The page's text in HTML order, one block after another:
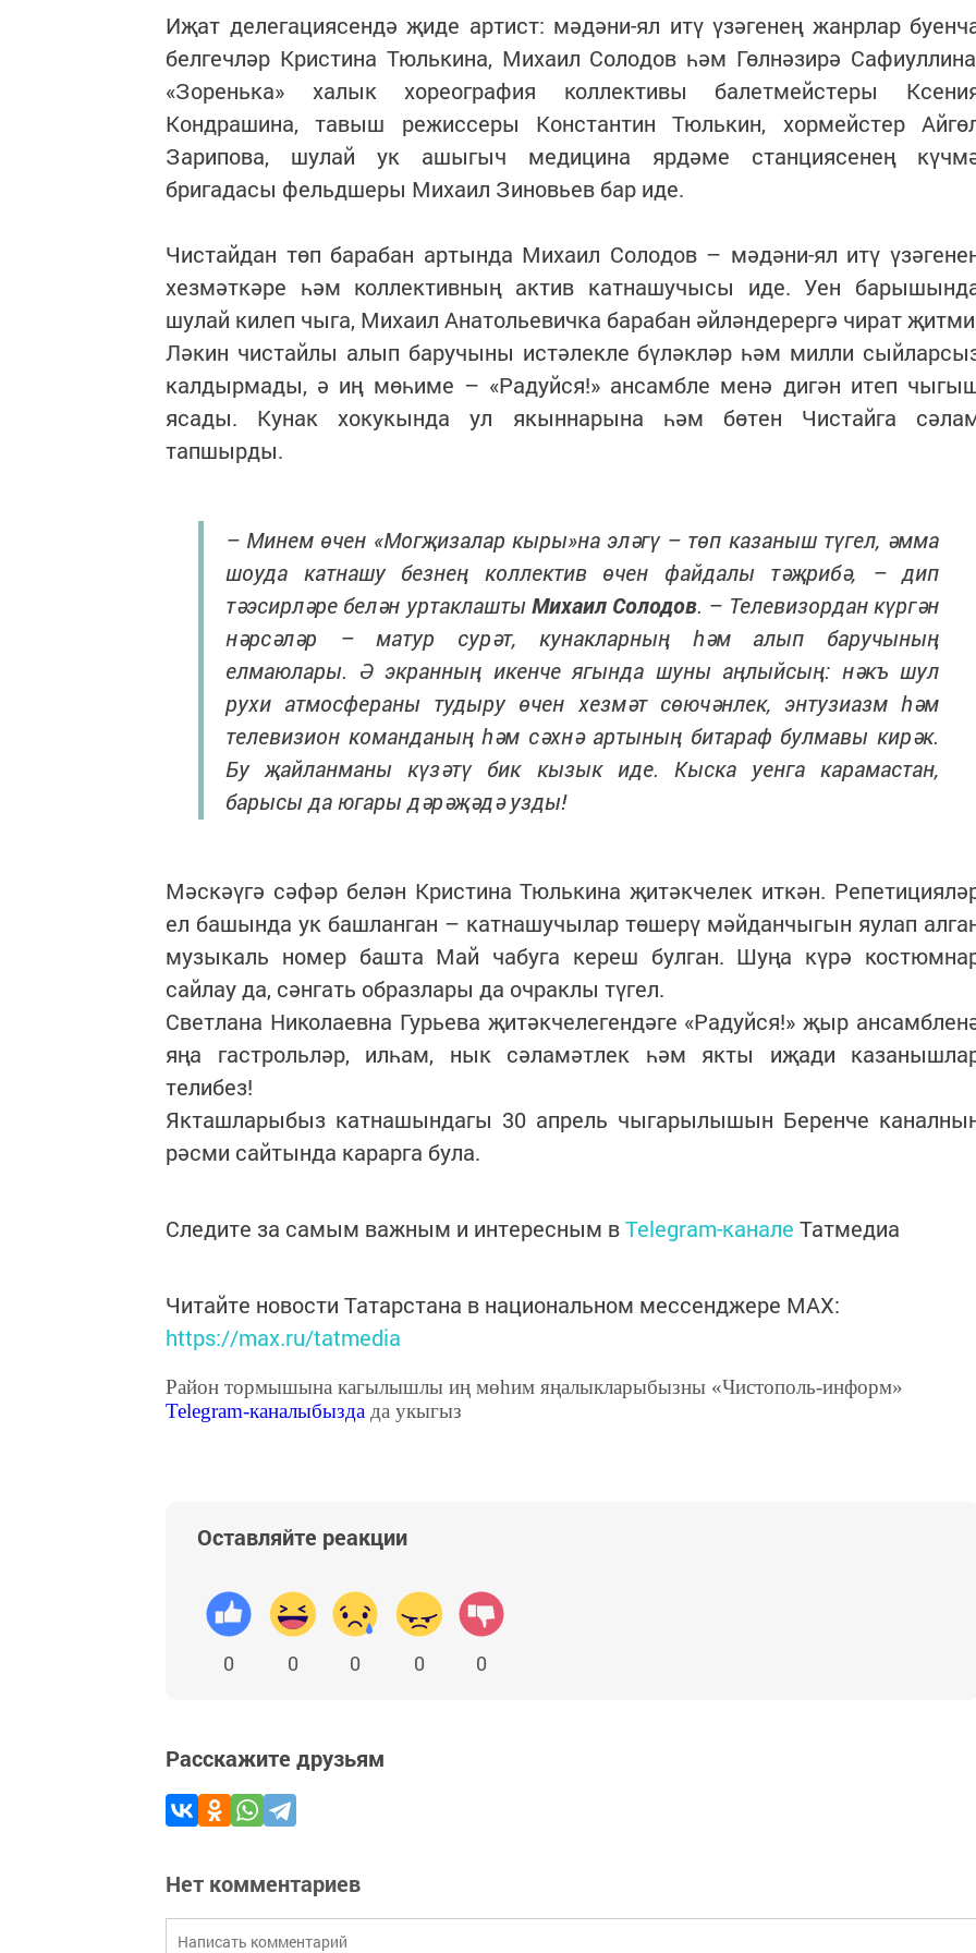
Иҗат делегациясендә җиде артист: мәдәни-ял итү үзәгенең жанрлар
белгечләр Кристина Тюлькина, Михаил Солодов һәм Гөлнәзирә
«Зоренька» халык хореография коллективы балетмейстеры
Кондрашина, тавыш режиссеры Константин Тюлькин, хормейстер
Зарипова, шулай ук ашыгыч медицина ярдәме станциясенең
бригадасы фельдшеры Михаил Зиновьев бар иде.
Чистайдан төп барабан артында Михаил Солодов – мәдәни-ял итү
хезмәткәре һәм коллективның актив катнашучысы иде. Уен
шулай килеп чыга, Михаил Анатольевичка барабан әйләндерергә чират
Ләкин чистайлы алып баручыны истәлекле бүләкләр һәм милли
калдырмады, ә иң мөһиме – «Радуйся!» ансамбле менә дигән итеп
ясады. Кунак хокукында ул якыннарына һәм бөтен Чистайга
тапшырды.
– Минем өчен «Могҗизалар кыры»на эләгү – төп казаныш түгел, әмма
шоуда катнашу безнең коллектив өчен файдалы тәҗрибә, – дип
тәэсирләре белән уртаклаштыМихаил Солодов. – Телевизордан күргән
нәрсәләр – матур сурәт, кунакларның һәм алып баручының
елмаюлары. Ә экранның икенче ягында шуны аңлыйсың: нәкъ шул
рухи атмосфераны тудыру өчен хезмәт сөючәнлек, энтузиазм һәм
телевизион команданың һәм сәхнә артының битараф булмавы кирәк.
Бу җайланманы күзәтү бик кызык иде. Кыска уенга карамастан,
барысы да югары дәрәҗәдә узды!
Мәскәүгә сәфәр белән Кристина Тюлькина җитәкчелек иткән.
ел башында ук башланган – катнашучылар төшерү мәйданчыгын яулап
музыкаль номер башта Май чабуга кереш булган. Шуңа күрә
сайлау да, сәнгать образлары да очраклы түгел.
Светлана Николаевна Гурьева җитәкчелегендәге «Радуйся!» җыр
яңа гастрольләр, илһам, нык сәламәтлек һәм якты иҗади
телибез!
Якташларыбыз катнашындагы 30 апрель чыгарылышын Беренче
рәсми сайтында карарга була.
Следите за самым важным и интересным вTelegram-канале Татмедиа
Читайте новости Татарстана в национальном мессенджере MАХ:
https://max.ru/tatmedia
Район тормышына кагылышлы иң мөһим яңалыкларыбызны «Чистополь-информ»
Telegram-каналыбызда да укыгыз
Оставляйте реакции
0 0 0 0 0
Расскажите друзьям
Нет комментариев